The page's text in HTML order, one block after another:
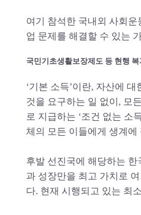
여기 참석한 국내외 사회
업 문제를 해결할 수 있는
국민기초생활보장제도 등 현행 복
‘기본 소득’이란, 자산에
것을 요구하는 일 없이, 모
로 지급하는 ‘조건 없는 소
체의 모든 이들에게 생계
후발 선진국에 해당하는
과 성장만을 최고 가치로
다. 현재 시행되고 있는 최